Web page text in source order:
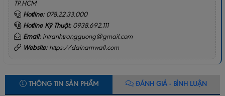
TP.HCM
Hotline: 078.22.33.000
Hotline Kỹ Thuật: 0938.692.111
Email: intranhtrangguong@gmail.com
Website:https://dainamwall.com
THÔNG TIN SẢN PHẨM ĐÁNH GIÁ - BÌNH LUẬN